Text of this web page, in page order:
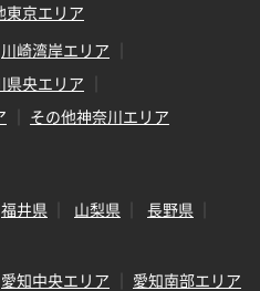
東京エリア
川崎湾岸エリア
県央エリア
その他神奈川エリア
福井県 山梨県
長野県
愛知中央エリア
愛知南部エリア